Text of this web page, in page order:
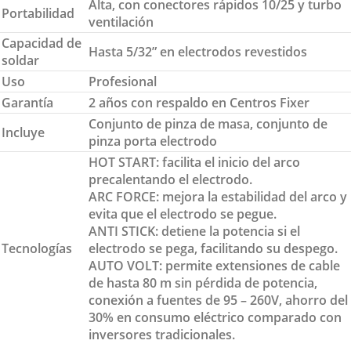
Portabilidad
Alta, con conectores rápidos 10/25 y turbo
ventilación
Capacidad de
soldar
Hasta 5/32” en electrodos revestidos
Uso
Profesional
Garantía
2 años con respaldo en Centros Fixer
Incluye
Conjunto de pinza de masa, conjunto de
pinza porta electrodo
Tecnologías
HOT START: facilita el inicio del arco
precalentando el electrodo.
ARC FORCE: mejora la estabilidad del arco y
evita que el electrodo se pegue.
ANTI STICK: detiene la potencia si el
electrodo se pega, facilitando su despego.
AUTO VOLT: permite extensiones de cable
de hasta 80 m sin pérdida de potencia,
conexión a fuentes de 95 – 260V, ahorro del
30% en consumo eléctrico comparado con
inversores tradicionales.